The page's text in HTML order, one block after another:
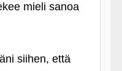
mieli sanoa
siihen, että